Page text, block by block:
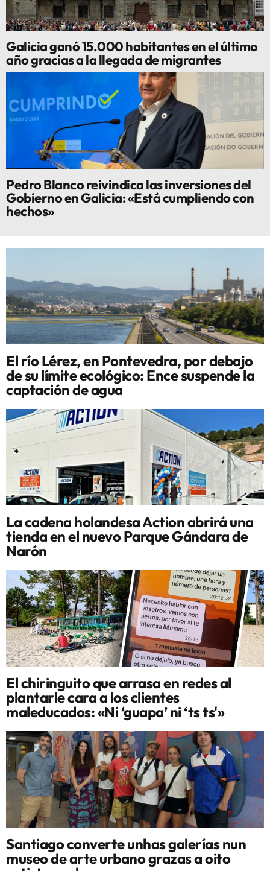
Galicia ganó 15.000 habitantes en el último
año gracias a la llegada de migrantes
Pedro Blanco reivindica las inversiones del
Gobierno en Galicia: «Está cumpliendo con
hechos»
El río Lérez, en Pontevedra, por debajo
de su límite ecológico: Ence suspende la
captación de agua
La cadena holandesa Action abrirá una
tienda en el nuevo Parque Gándara de
Narón
El chiringuito que arrasa en redes al
plantarle cara a los clientes
maleducados: «Ni ‘guapa’ ni ‘ts ts'»
Santiago converte unhas galerías nun
museo de arte urbano grazas a oito